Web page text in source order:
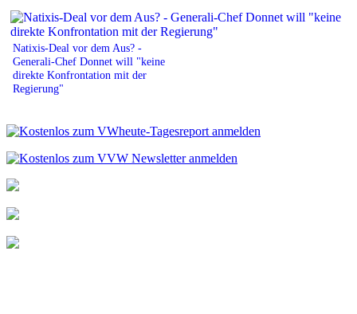
Natixis-Deal vor dem Aus? -
Generali-Chef Donnet will "keine
direkte Konfrontation mit der
Regierung"